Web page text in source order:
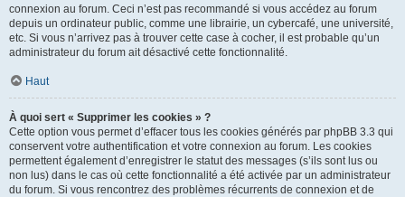
connexion au forum. Ceci n’est pas recommandé si vous accédez au forum
depuis un ordinateur public, comme une librairie, un cybercafé, une université,
etc. Si vous n’arrivez pas à trouver cette case à cocher, il est probable qu’un
administrateur du forum ait désactivé cette fonctionnalité.
Haut
À quoi sert « Supprimer les cookies » ?
Cette option vous permet d’effacer tous les cookies générés par phpBB 3.3 qui
conservent votre authentification et votre connexion au forum. Les cookies
permettent également d’enregistrer le statut des messages (s’ils sont lus ou
non lus) dans le cas où cette fonctionnalité a été activée par un administrateur
du forum. Si vous rencontrez des problèmes récurrents de connexion et de